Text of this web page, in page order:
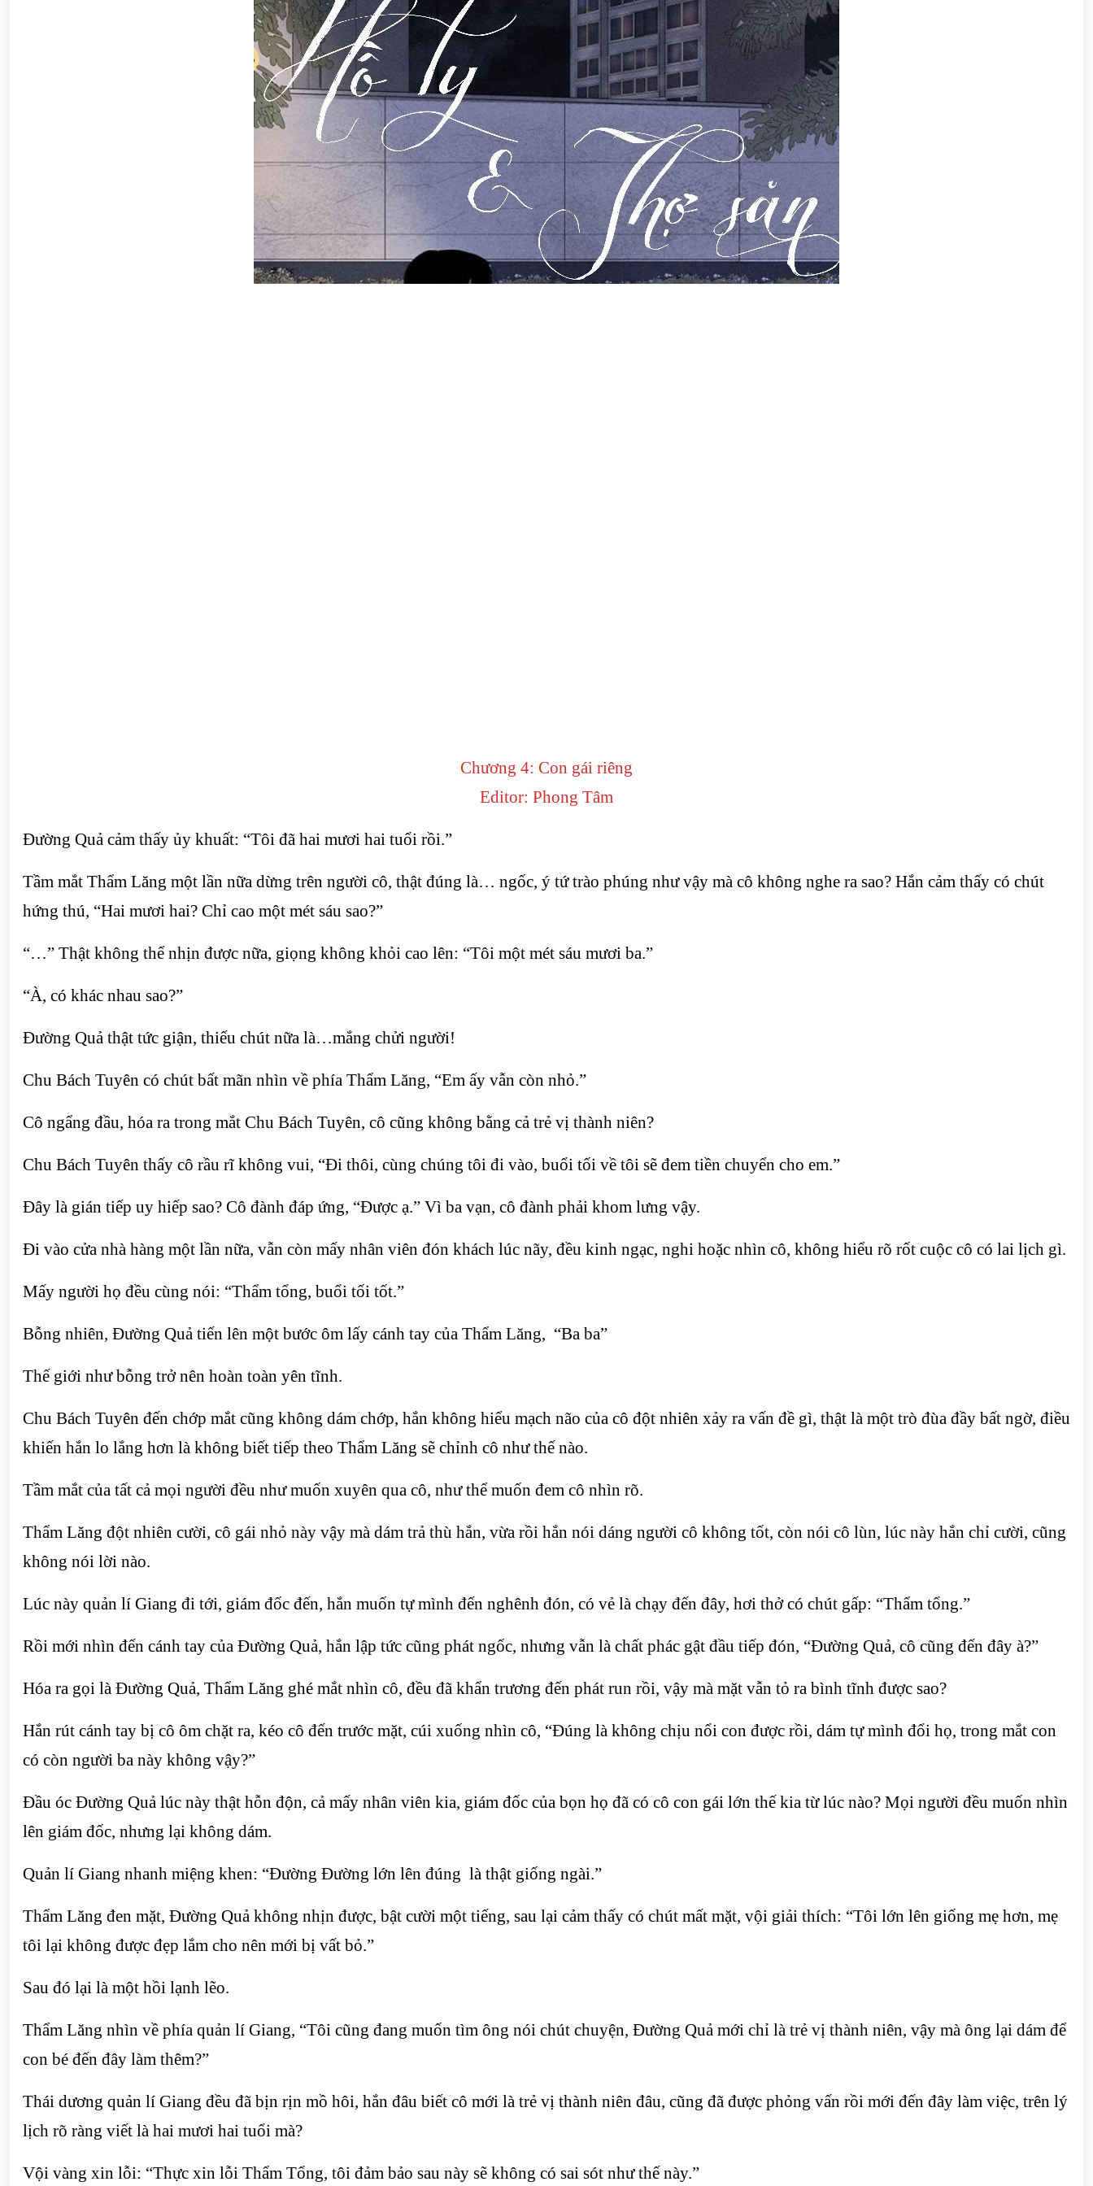
Chương 4: Con gái riêng
Editor: Phong Tâm
Đường Quả cảm thấy ủy khuất: “Tôi đã hai mươi hai tuổi rồi.”
Tầm mắt Thẩm Lăng một lần nữa dừng trên người cô, thật đúng là… ngốc, ý tứ trào phúng như vậy mà cô không nghe ra sao? Hắn cảm thấy có chút
hứng thú, “Hai mươi hai? Chỉ cao một mét sáu sao?”
“…” Thật không thể nhịn được nữa, giọng không khỏi cao lên: “Tôi một mét sáu mươi ba.”
“À, có khác nhau sao?”
Đường Quả thật tức giận, thiếu chút nữa là…mắng chửi người!
Chu Bách Tuyên có chút bất mãn nhìn về phía Thẩm Lăng, “Em ấy vẫn còn nhỏ.”
Cô ngẩng đầu, hóa ra trong mắt Chu Bách Tuyên, cô cũng không bằng cả trẻ vị thành niên?
Chu Bách Tuyên thấy cô rầu rĩ không vui, “Đi thôi, cùng chúng tôi đi vào, buổi tối về tôi sẽ đem tiền chuyển cho em.”
Đây là gián tiếp uy hiếp sao? Cô đành đáp ứng, “Được ạ.” Vì ba vạn, cô đành phải khom lưng vậy.
Đi vào cửa nhà hàng một lần nữa, vẫn còn mấy nhân viên đón khách lúc nãy, đều kinh ngạc, nghi hoặc nhìn cô, không hiểu rõ rốt cuộc cô có lai lịch gì.
Mấy người họ đều cùng nói: “Thẩm tổng, buổi tối tốt.”
Bỗng nhiên, Đường Quả tiến lên một bước ôm lấy cánh tay của Thẩm Lăng, “Ba ba”
Thế giới như bỗng trở nên hoàn toàn yên tĩnh.
Chu Bách Tuyên đến chớp mắt cũng không dám chớp, hắn không hiểu mạch não của cô đột nhiên xảy ra vấn đề gì, thật là một trò đùa đầy bất ngờ, điều
khiến hắn lo lắng hơn là không biết tiếp theo Thẩm Lăng sẽ chỉnh cô như thế nào.
Tầm mắt của tất cả mọi người đều như muốn xuyên qua cô, như thể muốn đem cô nhìn rõ.
Thẩm Lăng đột nhiên cười, cô gái nhỏ này vậy mà dám trả thù hắn, vừa rồi hắn nói dáng người cô không tốt, còn nói cô lùn, lúc này hắn chỉ cười, cũng
không nói lời nào.
Lúc này quản lí Giang đi tới, giám đốc đến, hắn muốn tự mình đến nghênh đón, có vẻ là chạy đến đây, hơi thở có chút gấp: “Thẩm tổng.”
Rồi mới nhìn đến cánh tay của Đường Quả, hắn lập tức cũng phát ngốc, nhưng vẫn là chất phác gật đầu tiếp đón, “Đường Quả, cô cũng đến đây à?”
Hóa ra gọi là Đường Quả, Thẩm Lăng ghé mắt nhìn cô, đều đã khẩn trương đến phát run rồi, vậy mà mặt vẫn tỏ ra bình tĩnh được sao?
Hắn rút cánh tay bị cô ôm chặt ra, kéo cô đến trước mặt, cúi xuống nhìn cô, “Đúng là không chịu nổi con được rồi, dám tự mình đổi họ, trong mắt con
có còn người ba này không vậy?”
Đầu óc Đường Quả lúc này thật hỗn độn, cả mấy nhân viên kia, giám đốc của bọn họ đã có cô con gái lớn thế kia từ lúc nào? Mọi người đều muốn nhìn
lên giám đốc, nhưng lại không dám.
Quản lí Giang nhanh miệng khen: “Đường Đường lớn lên đúng là thật giống ngài.”
Thẩm Lăng đen mặt, Đường Quả không nhịn được, bật cười một tiếng, sau lại cảm thấy có chút mất mặt, vội giải thích: “Tôi lớn lên giống mẹ hơn, mẹ
tôi lại không được đẹp lắm cho nên mới bị vất bỏ.”
Sau đó lại là một hồi lạnh lẽo.
Thẩm Lăng nhìn về phía quản lí Giang, “Tôi cũng đang muốn tìm ông nói chút chuyện, Đường Quả mới chỉ là trẻ vị thành niên, vậy mà ông lại dám để
con bé đến đây làm thêm?”
Thái dương quản lí Giang đều đã bịn rịn mồ hôi, hắn đâu biết cô mới là trẻ vị thành niên đâu, cũng đã được phỏng vấn rồi mới đến đây làm việc, trên lý
lịch rõ ràng viết là hai mươi hai tuổi mà?
Vội vàng xin lỗi: “Thực xin lỗi Thẩm Tổng, tôi đảm bảo sau này sẽ không có sai sót như thế này.”